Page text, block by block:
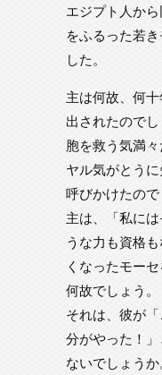
エジプト人か
をふるった若
した。
主は何故、何
出されたので
胞を救う気満々
ヤル気がとう
呼びかけたので
主は、「私に
うな力も資格
くなったモー
何故でしょう。
それは、彼が
分がやった！
ないでしょうか